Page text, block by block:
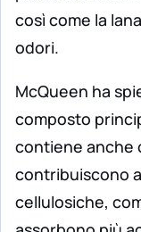
così come la
odori.
McQueen ha
composto
contiene anche
contribuiscono
cellulosiche,